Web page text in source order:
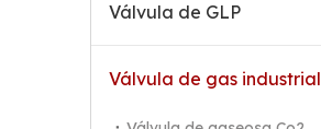
Válvula de GLP
Válvula de gas industrial